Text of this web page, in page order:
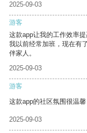
2025-09-03
游客
这款app让我的工作效率
我以前经常加班，现在有
伴家人。
2025-09-03
游客
这款app的社区氛围很温
2025-09-03